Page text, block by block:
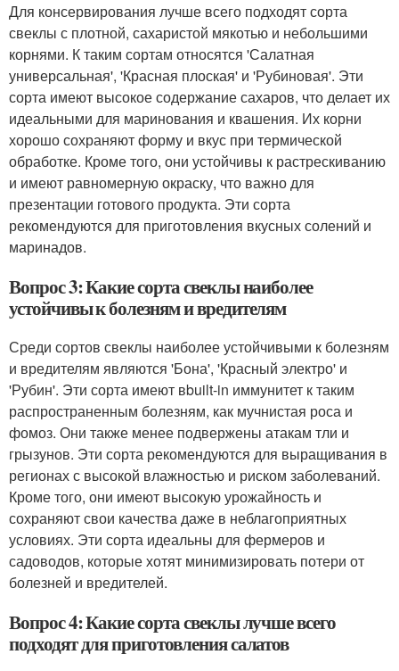
Для консервирования лучше всего подходят сорта
свеклы с плотной, сахаристой мякотью и небольшими
корнями. К таким сортам относятся 'Салатная
универсальная', 'Красная плоская' и 'Рубиновая'. Эти
сорта имеют высокое содержание сахаров, что делает их
идеальными для маринования и квашения. Их корни
хорошо сохраняют форму и вкус при термической
обработке. Кроме того, они устойчивы к растрескиванию
и имеют равномерную окраску, что важно для
презентации готового продукта. Эти сорта
рекомендуются для приготовления вкусных солений и
маринадов.
Вопрос 3: Какие сорта свеклы наиболее
устойчивы к болезням и вредителям
Среди сортов свеклы наиболее устойчивыми к болезням
и вредителям являются 'Бона', 'Красный электро' и
'Рубин'. Эти сорта имеют вbuilt-in иммунитет к таким
распространенным болезням, как мучнистая роса и
фомоз. Они также менее подвержены атакам тли и
грызунов. Эти сорта рекомендуются для выращивания в
регионах с высокой влажностью и риском заболеваний.
Кроме того, они имеют высокую урожайность и
сохраняют свои качества даже в неблагоприятных
условиях. Эти сорта идеальны для фермеров и
садоводов, которые хотят минимизировать потери от
болезней и вредителей.
Вопрос 4: Какие сорта свеклы лучше всего
подходят для приготовления салатов